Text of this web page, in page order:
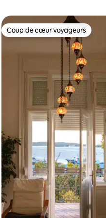
de 4,96 sur 5, 179
Coup de cœur voyageurs
Coup de cœur voyageurs